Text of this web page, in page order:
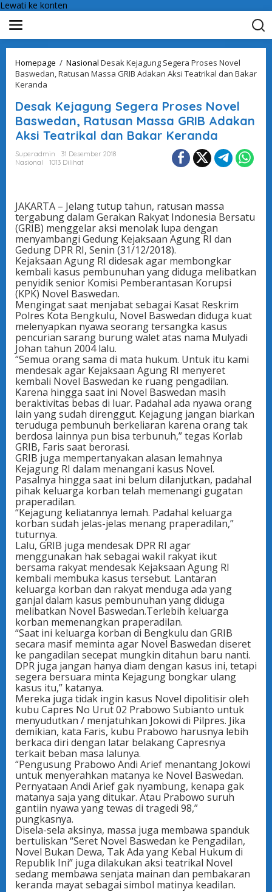
Lewati ke konten
Homepage / Nasional Desak Kejagung Segera Proses Novel
Baswedan, Ratusan Massa GRIB Adakan Aksi Teatrikal dan Bakar
Keranda
Desak Kejagung Segera Proses Novel
Baswedan, Ratusan Massa GRIB Adakan
Aksi Teatrikal dan Bakar Keranda
Superadmin
31 Desember 2018
Nasional
1013 Dilihat
JAKARTA – Jelang tutup tahun, ratusan massa
tergabung dalam Gerakan Rakyat Indonesia Bersatu
(GRIB) menggelar aksi menolak lupa dengan
menyambangi Gedung Kejaksaan Agung RI dan
Gedung DPR RI, Senin (31/12/2018).
Kejaksaan Agung RI didesak agar membongkar
kembali kasus pembunuhan yang diduga melibatkan
penyidik senior Komisi Pemberantasan Korupsi
(KPK) Novel Baswedan.
Mengingat saat menjabat sebagai Kasat Reskrim
Polres Kota Bengkulu, Novel Baswedan diduga kuat
melenyapkan nyawa seorang tersangka kasus
pencurian sarang burung walet atas nama Mulyadi
Johan tahun 2004 lalu.
“Semua orang sama di mata hukum. Untuk itu kami
mendesak agar Kejaksaan Agung RI menyeret
kembali Novel Baswedan ke ruang pengadilan.
Karena hingga saat ini Novel Baswedan masih
beraktivitas bebas di luar. Padahal ada nyawa orang
lain yang sudah direnggut. Kejagung jangan biarkan
teruduga pembunuh berkeliaran karena orang tak
berdosa lainnya pun bisa terbunuh,” tegas Korlab
GRIB, Faris saat berorasi.
GRIB juga mempertanyakan alasan lemahnya
Kejagung RI dalam menangani kasus Novel.
Pasalnya hingga saat ini belum dilanjutkan, padahal
pihak keluarga korban telah memenangi gugatan
praperadilan.
“Kejagung keliatannya lemah. Padahal keluarga
korban sudah jelas-jelas menang praperadilan,”
tuturnya.
Lalu, GRIB juga mendesak DPR RI agar
menggunakan hak sebagai wakil rakyat ikut
bersama rakyat mendesak Kejaksaan Agung RI
kembali membuka kasus tersebut. Lantaran
keluarga korban dan rakyat menduga ada yang
ganjal dalam kasus pembunuhan yang diduga
melibatkan Novel Baswedan.Terlebih keluarga
korban memenangkan praperadilan.
“Saat ini keluarga korban di Bengkulu dan GRIB
secara masif meminta agar Novel Baswedan diseret
ke pangadilan secepat mungkin ditahun baru nanti.
DPR juga jangan hanya diam dengan kasus ini, tetapi
segera bersuara minta Kejagung bongkar ulang
kasus itu,” katanya.
Mereka juga tidak ingin kasus Novel dipolitisir oleh
kubu Capres No Urut 02 Prabowo Subianto untuk
menyudutkan / menjatuhkan Jokowi di Pilpres. Jika
demikian, kata Faris, kubu Prabowo harusnya lebih
berkaca diri dengan latar belakang Capresnya
terkait beban masa lalunya.
“Pengusung Prabowo Andi Arief menantang Jokowi
untuk menyerahkan matanya ke Novel Baswedan.
Pernyataan Andi Arief gak nyambung, kenapa gak
matanya saja yang ditukar. Atau Prabowo suruh
gantiin nyawa yang tewas di tragedi 98,”
pungkasnya.
Disela-sela aksinya, massa juga membawa spanduk
bertuliskan “Seret Novel Baswedan ke Pengadilan,
Novel Bukan Dewa, Tak Ada yang Kebal Hukum di
Republik Ini” juga dilakukan aksi teatrikal Novel
sedang membawa senjata mainan dan pembakaran
keranda mayat sebagai simbol matinya keadilan.